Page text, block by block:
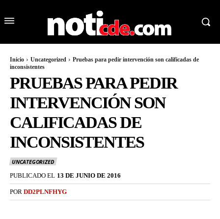
Inicio Uncategorized
Pruebas para pedir intervención son calificadas de
inconsistentes
PRUEBAS PARA PEDIR
INTERVENCIÓN SON
CALIFICADAS DE
INCONSISTENTES
UNCATEGORIZED
PUBLICADO EL 13 DE JUNIO DE 2016
POR DD2PLNFHYG